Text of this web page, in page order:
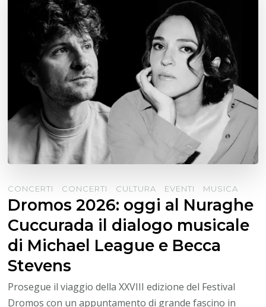
CONCERTI CONCERTI CULTURA EVENTI MUSICA
Dromos 2026: oggi al Nuraghe
Cuccurada il dialogo musicale
di Michael League e Becca
Stevens
Prosegue il viaggio della XXVIII edizione del Festival
Dromos con un appuntamento di grande fascino in